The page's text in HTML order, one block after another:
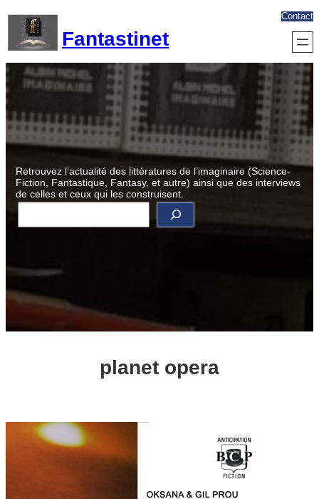
contenu
Fantastinet
Contact
Retrouvez l’actualité des littératures de l’imaginaire (Science-
Fiction, Fantastique, Fantasy, et autre) ainsi que des interviews
de celles et ceux qui les construisent.
R
c
e
planet opera